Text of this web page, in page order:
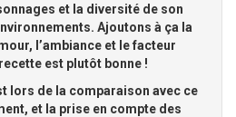
et la diversité de son
Ajoutons à ça la
l’ambiance et le facteur
est plutôt bonne !
lors de la comparaison avec ce
et la prise en compte des